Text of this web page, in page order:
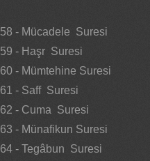
58 - Mücadele Suresi
59 - Haşr Suresi
60 - Mümtehine Suresi
61 - Saff Suresi
62 - Cuma Suresi
63 - Münafikun Suresi
64 - Tegâbun Suresi